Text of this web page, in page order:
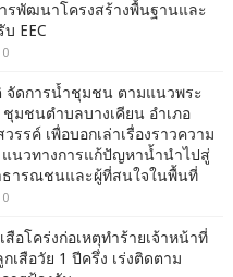
รพัฒนาโครงสร้างพื้นฐานและ
EEC
0
ดการน้ำชุมชน ตามแนวพระ
มชนตำบลบางเคียน อำเภอ
รรค์ เพื่อบอกเล่าเรื่องราวความ
นวทางการแก้ปัญหาน้ำนำไปสู่
ธารณชนและผู้ที่สนใจในพื้นที่
0
อโคร่งก่อเหตุทำร้ายเจ้าหน้าที่
เสือวัย 1 ปีครึ่ง เร่งติดตาม